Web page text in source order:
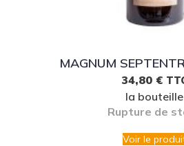
MAGNUM
34,80 €
la bouteille
Rupture de
Voir le